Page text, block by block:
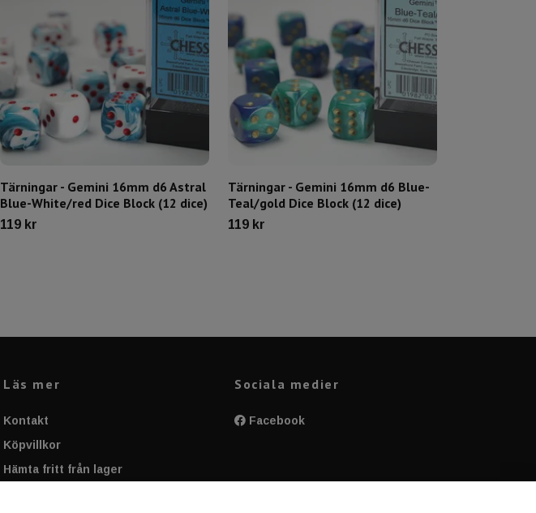
Tärningar - Gemini 16mm d6 Astral
Blue-White/red Dice Block (12 dice)
119 kr
Tärningar - Gemini 16mm d6 Blue-
Teal/gold Dice Block (12 dice)
119 kr
Läs mer
Kontakt
Köpvillkor
Hämta fritt från lager
Sociala medier
Facebook